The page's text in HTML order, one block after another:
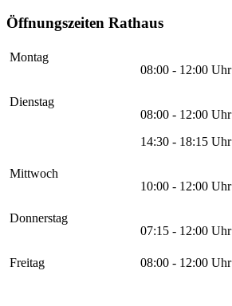
Öffnungszeiten Rathaus
Montag
08:00 - 12:00 Uhr
Dienstag
08:00 - 12:00 Uhr
14:30 - 18:15 Uhr
Mittwoch
10:00 - 12:00 Uhr
Donnerstag
07:15 - 12:00 Uhr
Freitag 08:00 - 12:00 Uhr